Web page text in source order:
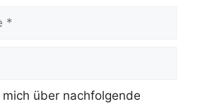
über nachfolgende